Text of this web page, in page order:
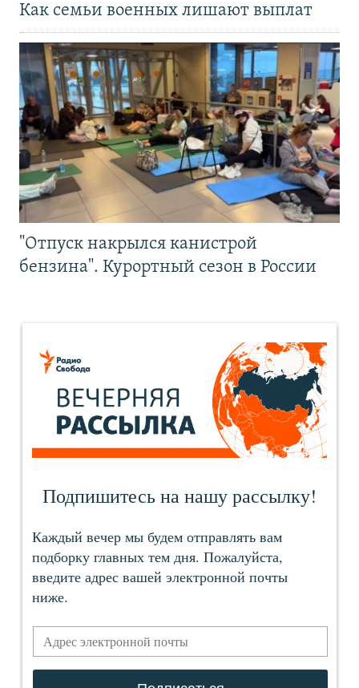
Как семьи военных лишают выплат
"Отпуск накрылся канистрой
бензина". Курортный сезон в России